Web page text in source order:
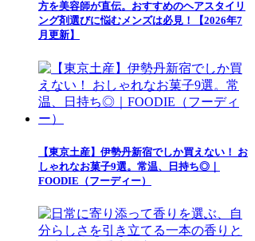
方を美容師が直伝。おすすめのヘアスタイリ
ング剤選びに悩むメンズは必見！【2026年7
月更新】
【東京土産】伊勢丹新宿でしか買えない！ お
しゃれなお菓子9選。常温、日持ち◎｜
FOODIE（フーディー）